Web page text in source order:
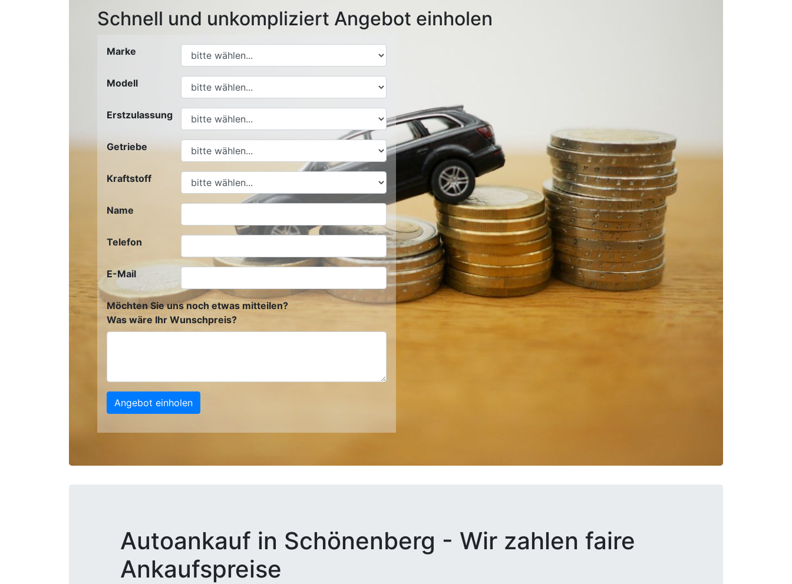
Schnell und unkompliziert Angebot einholen
Marke
Modell
Erstzulassung
Getriebe
Kraftstoff
Name
Telefon
E-Mail
Möchten Sie uns noch etwas mitteilen?
Was wäre Ihr Wunschpreis?
Angebot einholen
Autoankauf in Schönenberg - Wir zahlen faire
Ankaufspreise